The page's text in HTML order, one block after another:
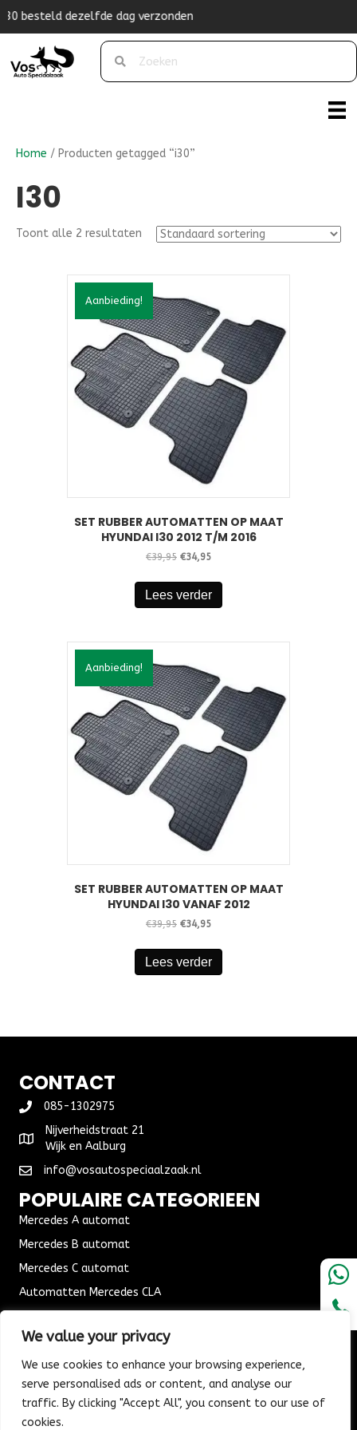
We value your privacy
We use cookies to enhance your browsing experience,
serve personalised ads or content, and analyse our
traffic. By clicking "Accept All", you consent to our use of
cookies.
verzonden
Home / Producten getagged “i30”
I30
Toont alle 2 resultaten
Aanbieding!
SET RUBBER AUTOMATTEN OP MAAT
HYUNDAI I30 2012 T/M 2016
€39,95 Oorspronkelijke
was:
€39,95.
€34,95Huidige
is:
€34,95.
Lees verder
Aanbieding!
SET RUBBER AUTOMATTEN OP MAAT
HYUNDAI I30 VANAF 2012
€39,95 Oorspronkelijke
was:
€39,95.
€34,95Huidige
is:
€34,95.
Lees verder
CONTACT
085-1302975
Nijverheidstraat 21
Wijk en Aalburg
info@vosautospeciaalzaak.nl
POPULAIRE CATEGORIEEN
Mercedes A automat
Mercedes B automat
Mercedes C automat
Automatten Mercedes CLA
ALGEMENE VOORWAARDEN
Algemene voorwaarden
Verzending & Bezorging
Retouren & Ruilen